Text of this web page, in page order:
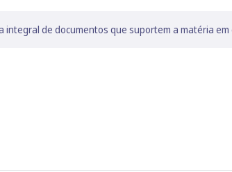
de documentos que suportem a matéria em